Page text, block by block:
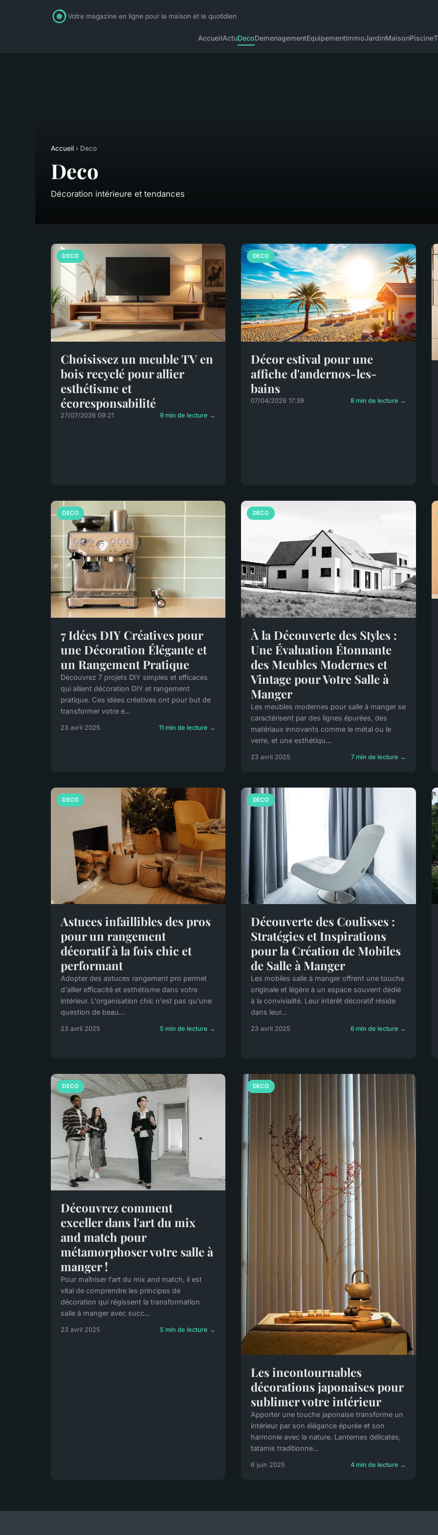
Votre magazine en ligne pour la maison et le quotidien
AccueilActuDecoDemenagementEquipementImmoJardinMaisonPiscine
Accueil › Deco
Deco
Décoration intérieure et tendances
DECO
Choisissez un meuble TV en
bois recyclé pour allier
esthétisme et
écoresponsabilité
27/07/2026 09:21 9 min de lecture →
DECO
Décor estival pour une
affiche d'andernos-les-
bains
07/04/2026 17:39 8 min de lecture →
DECO
7 Idées DIY Créatives pour
une Décoration Élégante et
un Rangement Pratique
Découvrez 7 projets DIY simples et efficaces
qui allient décoration DIY et rangement
pratique. Ces idées créatives ont pour but de
transformer votre e...
23 avril 2025 11 min de lecture →
DECO
À la Découverte des Styles :
Une Évaluation Étonnante
des Meubles Modernes et
Vintage pour Votre Salle à
Manger
Les meubles modernes pour salle à manger se
caractérisent par des lignes épurées, des
matériaux innovants comme le métal ou le
verre, et une esthétiqu...
23 avril 2025 7 min de lecture →
DECO
Astuces infaillibles des pros
pour un rangement
décoratif à la fois chic et
performant
Adopter des astuces rangement pro permet
d'allier efficacité et esthétisme dans votre
intérieur. L'organisation chic n'est pas qu'une
question de beau...
23 avril 2025 5 min de lecture →
DECO
Découverte des Coulisses :
Stratégies et Inspirations
pour la Création de Mobiles
de Salle à Manger
Les mobiles salle à manger offrent une touche
originale et légère à un espace souvent dédié
à la convivialité. Leur intérêt décoratif réside
dans leur...
23 avril 2025 6 min de lecture →
DECO
Découvrez comment
exceller dans l'art du mix
and match pour
métamorphoser votre salle à
manger !
Pour maîtriser l'art du mix and match, il est
vital de comprendre les principes de
décoration qui régissent la transformation
salle à manger avec succ...
23 avril 2025 5 min de lecture →
DECO
Les incontournables
décorations japonaises pour
sublimer votre intérieur
Apporter une touche japonaise transforme un
intérieur par son élégance épurée et son
harmonie avec la nature. Lanternes délicates,
tatamis traditionne...
6 juin 2025 4 min de lecture →